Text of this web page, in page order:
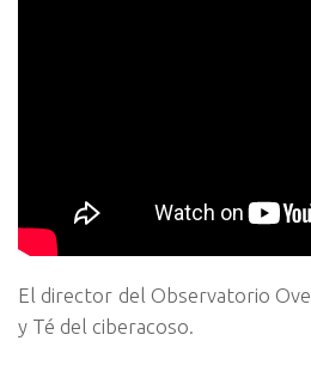
El director del Observatorio
y Té del ciberacoso.